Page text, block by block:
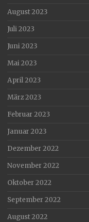
August 2023
Juli 2023
Juni 2023
Mai 2023
April 2023
März 2023
Februar 2023
Januar 2023
Dezember 2022
November 2022
Oktober 2022
September 2022
August 2022